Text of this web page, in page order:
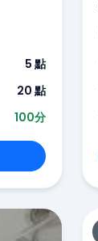
5 點
20 點
100分